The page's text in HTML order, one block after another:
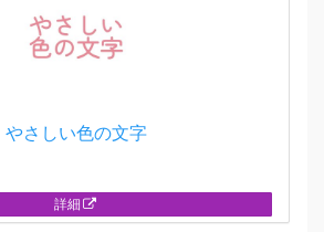
やさしい色の文字
詳細